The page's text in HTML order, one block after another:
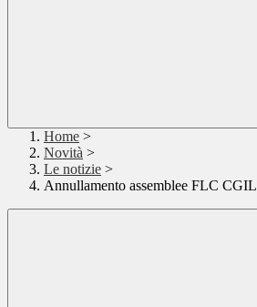
Home >
Novità >
Le notizie >
Annullamento assemblee FLC CGIL